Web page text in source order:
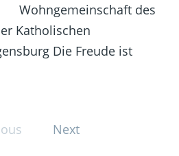
Wohngemeinschaft des
Katholischen
Die Freude ist
Next